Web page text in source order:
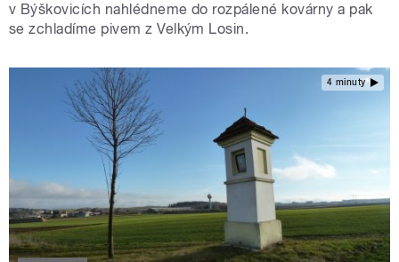
v Býškovicích nahlédneme do rozpálené kovárny a pak
se zchladíme pivem z Velkým Losin.
4 minuty